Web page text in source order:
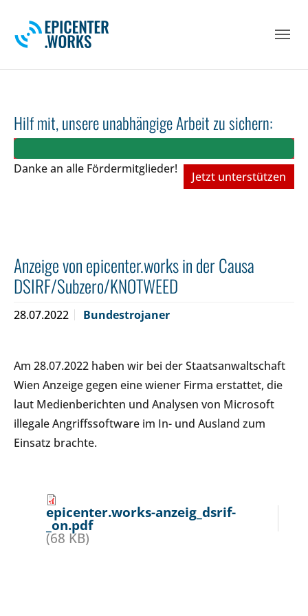
Hilf mit, unsere unabhängige Arbeit zu sichern:
Danke an alle Fördermitglieder!
Jetzt unterstützen
Anzeige von epicenter.works in der Causa
DSIRF/Subzero/KNOTWEED
28.07.2022 Bundestrojaner
Am 28.07.2022 haben wir bei der Staatsanwaltschaft
Wien Anzeige gegen eine wiener Firma erstattet, die
laut Medienberichten und Analysen von Microsoft
illegale Angriffssoftware im In- und Ausland zum
Einsatz brachte.
epicenter.works-anzeig_dsrif-
_on.pdf
(68 KB)